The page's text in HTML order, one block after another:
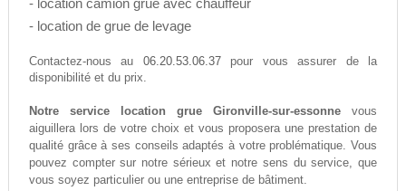
- location camion grue avec chauffeur
- location de grue de levage
Contactez-nous au 06.20.53.06.37pour vous assurer de la
disponibilité et du prix.
Notre service location grue Gironville-sur-essonne vous
aiguillera lors de votre choix et vous proposera une prestation de
qualité grâce à ses conseils adaptés à votre problématique. Vous
pouvez compter sur notre sérieux et notre sens du service, que
vous soyez particulier ou une entreprise de bâtiment.